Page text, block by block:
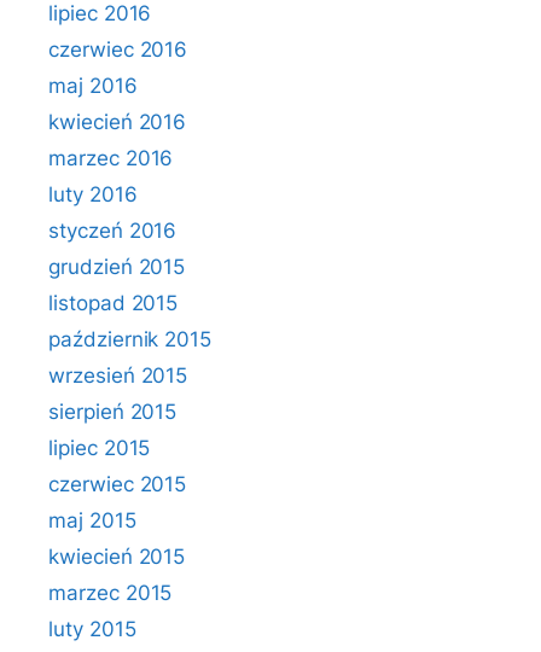
lipiec 2016
czerwiec 2016
maj 2016
kwiecień 2016
marzec 2016
luty 2016
styczeń 2016
grudzień 2015
listopad 2015
październik 2015
wrzesień 2015
sierpień 2015
lipiec 2015
czerwiec 2015
maj 2015
kwiecień 2015
marzec 2015
luty 2015